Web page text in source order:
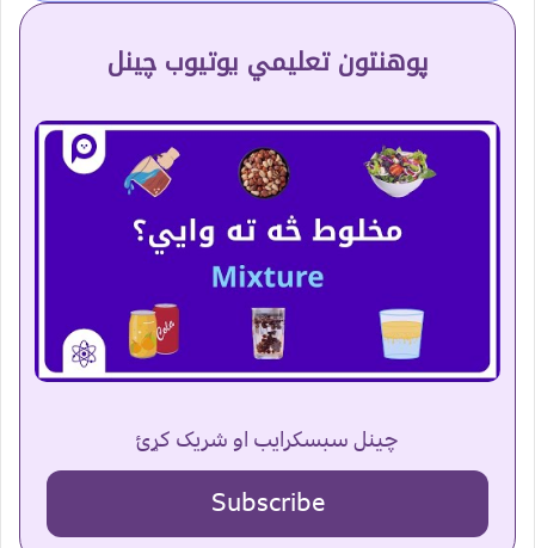
پوهنتون تعلیمي یوتیوب چینل
چینل سبسکرایب او شریک کړئ
Subscribe